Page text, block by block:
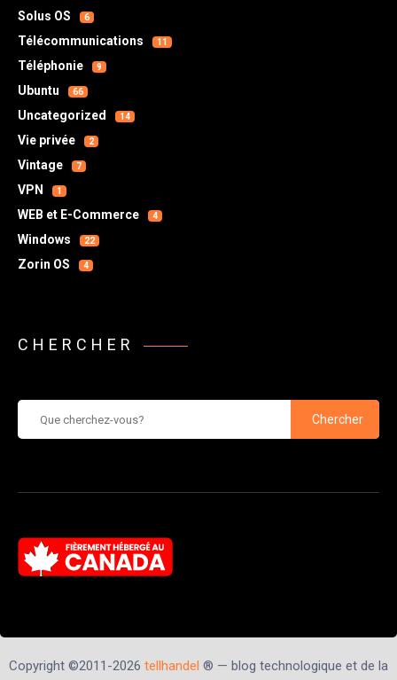
Solus OS 6
Télécommunications 11
Téléphonie 9
Ubuntu 66
Uncategorized 14
Vie privée 2
Vintage 7
VPN 1
WEB et E-Commerce 4
Windows 22
Zorin OS 4
CHERCHER
Copyright ©2011-2026 tellhandel ® — blog technologique et de la